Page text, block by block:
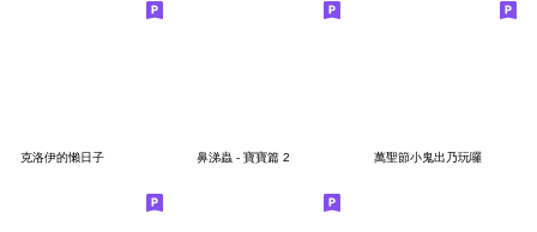
克洛伊的懶日子 鼻涕蟲 - 寶寶篇 2 萬聖節小鬼出乃玩囉